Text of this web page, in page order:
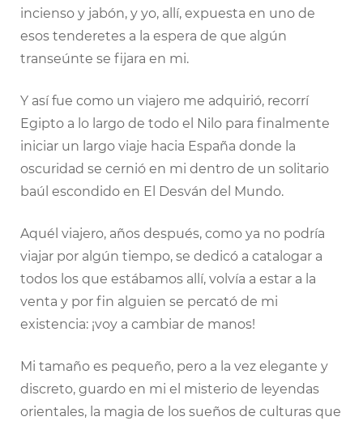
incienso y jabón, y yo, allí, expuesta en uno de
esos tenderetes a la espera de que algún
transeúnte se fijara en mi.
Y así fue como un viajero me adquirió, recorrí
Egipto a lo largo de todo el Nilo para finalmente
iniciar un largo viaje hacia España donde la
oscuridad se cernió en mi dentro de un solitario
baúl escondido en El Desván del Mundo.
Aquél viajero, años después, como ya no podría
viajar por algún tiempo, se dedicó a catalogar a
todos los que estábamos allí, volvía a estar a la
venta y por fin alguien se percató de mi
existencia: ¡voy a cambiar de manos!
Mi tamaño es pequeño, pero a la vez elegante y
discreto, guardo en mi el misterio de leyendas
orientales, la magia de los sueños de culturas que